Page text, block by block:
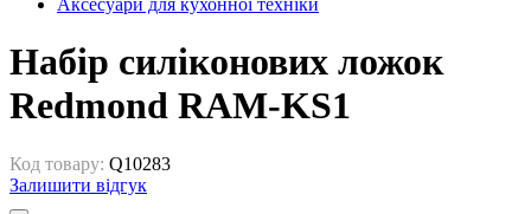
Аксесуари для кухонної техніки
Набір силіконових ложок
Redmond RAM-KS1
Код товару: Q10283
Залишити відгук